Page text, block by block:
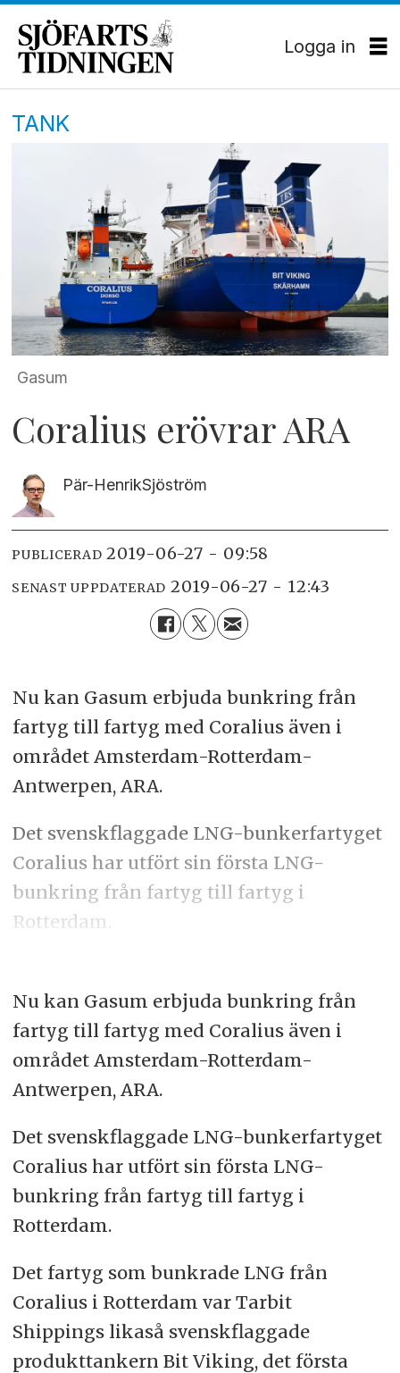
Logga in
TANK
Gasum
Coralius erövrar ARA
Pär-HenrikSjöström
PUBLICERAD 2019-06-27 - 09:58
SENAST UPPDATERAD 2019-06-27 - 12:43
Nu kan Gasum erbjuda bunkring från
fartyg till fartyg med Coralius även i
området Amsterdam-Rotterdam-
Antwerpen, ARA.
Det svenskflaggade LNG-bunkerfartyget
Coralius har utfört sin första LNG-
bunkring från fartyg till fartyg i
Rotterdam.
Nu kan Gasum erbjuda bunkring från
fartyg till fartyg med Coralius även i
området Amsterdam-Rotterdam-
Antwerpen, ARA.
Det svenskflaggade LNG-bunkerfartyget
Coralius har utfört sin första LNG-
bunkring från fartyg till fartyg i
Rotterdam.
Det fartyg som bunkrade LNG från
Coralius i Rotterdam var Tarbit
Shippings likaså svenskflaggade
produkttankern Bit Viking, det första